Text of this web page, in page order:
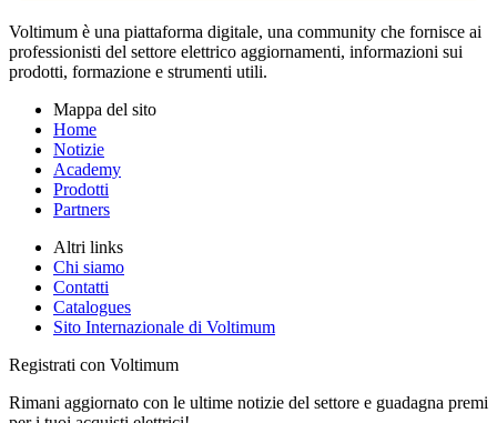
Voltimum è una piattaforma digitale, una community che fornisce ai
professionisti del settore elettrico aggiornamenti, informazioni sui
prodotti, formazione e strumenti utili.
Mappa del sito
Home
Notizie
Academy
Prodotti
Partners
Altri links
Chi siamo
Contatti
Catalogues
Sito Internazionale di Voltimum
Registrati con Voltimum
Rimani aggiornato con le ultime notizie del settore e guadagna premi